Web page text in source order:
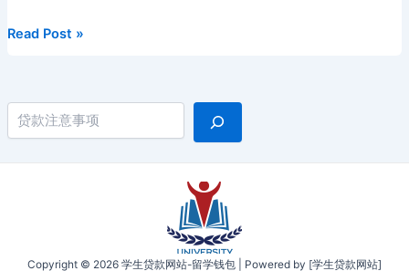
搜索
高
家
庭
留
Read Post »
Copyright © 2026 学生贷款网站-留学钱包 | Powered by [学生贷款网站]